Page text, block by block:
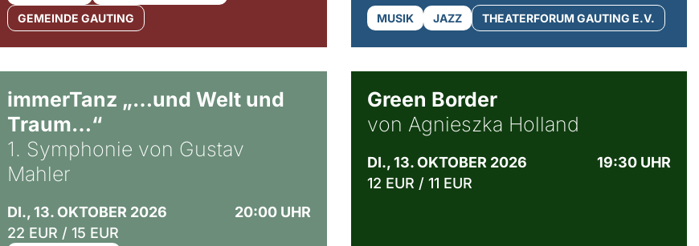
GEMEINDE GAUTING
MUSIK JAZZ THEATERFORUM GAUTING E.V.
immerTanz „…und Welt und
Traum…“
1. Symphonie von Gustav
Mahler
DI., 13. OKTOBER 2026
20:00 UHR
22 EUR / 15 EUR
Green Border
von Agnieszka Holland
DI., 13. OKTOBER 2026
19:30 UHR
12 EUR / 11 EUR